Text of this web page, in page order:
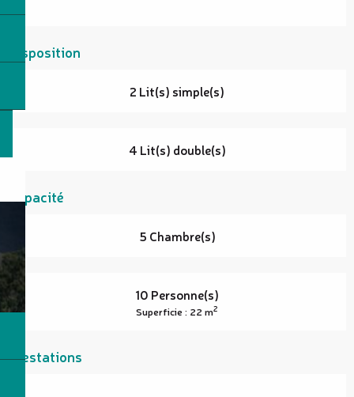
Disposition
2 Lit(s) simple(s)
4 Lit(s) double(s)
Capacité
5 Chambre(s)
10 Personne(s)
Superficie : 22 m2
Prestations